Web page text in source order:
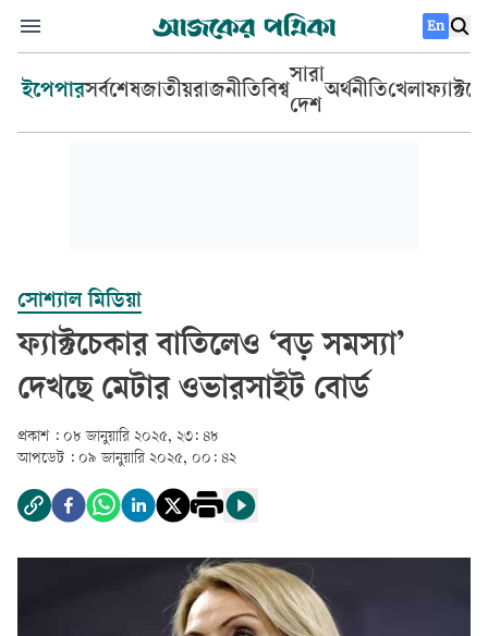
En
ইপেপারসর্বশেষজাতীয়রাজনীতিবিশ্ব
সারা
দেশ
অর্থনীতিখেলা
সোশ্যাল মিডিয়া
ফ্যাক্টচেকার বাতিলেও ‘বড় সমস্যা’
দেখছে মেটার ওভারসাইট বোর্ড
প্রকাশ : ০৮ জানুয়ারি ২০২৫, ২৩: ৪৮
আপডেট : ০৯ জানুয়ারি ২০২৫, ০০: ৪২